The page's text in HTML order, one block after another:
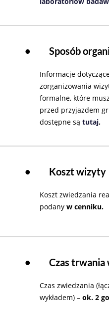
• Sposób
Informacje
zorganizowania
formalne, które
przed przyjazdem
dostępne są tutaj.
• Koszt wizyty
Koszt zwiedzania
podany w cenniku.
• Czas
Czas zwiedzania
wykładem) – ok. 2